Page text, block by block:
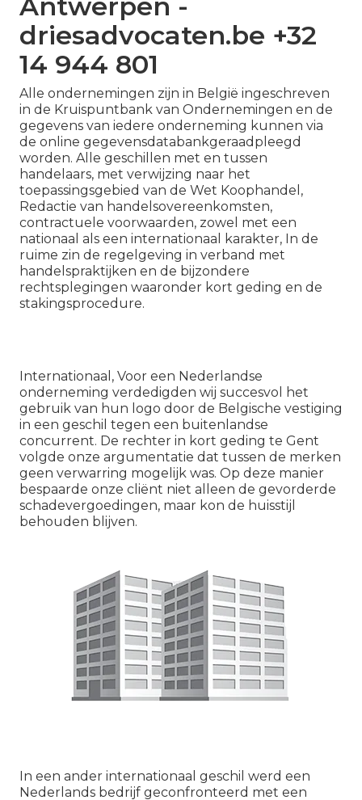
driesadvocaten.be +32
14 944 801
Alle ondernemingen zijn in België ingeschreven
in de Kruispuntbank van Ondernemingen en de
gegevens van iedere onderneming kunnen via
de online gegevensdatabankgeraadpleegd
worden. Alle geschillen met en tussen
handelaars, met verwijzing naar het
toepassingsgebied van de Wet Koophandel,
Redactie van handelsovereenkomsten,
contractuele voorwaarden, zowel met een
nationaal als een internationaal karakter, In de
ruime zin de regelgeving in verband met
handelspraktijken en de bijzondere
rechtsplegingen waaronder kort geding en de
stakingsprocedure.
Internationaal, Voor een Nederlandse
onderneming verdedigden wij succesvol het
gebruik van hun logo door de Belgische vestiging
in een geschil tegen een buitenlandse
concurrent. De rechter in kort geding te Gent
volgde onze argumentatie dat tussen de merken
geen verwarring mogelijk was. Op deze manier
bespaarde onze cliënt niet alleen de gevorderde
schadevergoedingen, maar kon de huisstijl
behouden blijven.
In een ander internationaal geschil werd een
Nederlands bedrijf geconfronteerd met een